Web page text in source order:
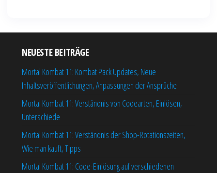
NEUESTE BEITRÄGE
Mortal Kombat 11: Kombat Pack Updates, Neue
Inhaltsveröffentlichungen, Anpassungen der Ansprüche
Mortal Kombat 11: Verständnis von Codearten, Einlösen,
Unterschiede
Mortal Kombat 11: Verständnis der Shop-Rotationszeiten,
Wie man kauft, Tipps
Mortal Kombat 11: Code-Einlösung auf verschiedenen